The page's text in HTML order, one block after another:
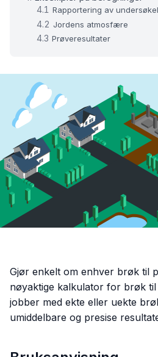
Rapportering av
Jordens atmosfære
Prøveresultater
Gjør enkelt om enhver brøk til
nøyaktige kalkulator for brøk
jobber med ekte eller uekte
umiddelbare og presise